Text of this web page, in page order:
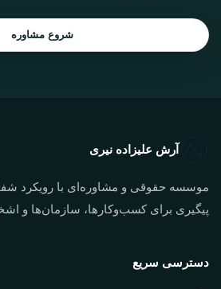
شروع مشاوره
آرش علیزاده نیری
موسسه حقوقی و مشاوره‌ای با رویکرد
پیگیری برای کسب‌وکارها، سازمان‌ها و
دسترسی سریع